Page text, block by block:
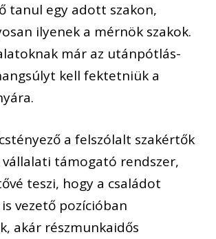
tanul egy adott szakon,
ilyenek a mérnök szakok.
már az utánpótlás-
kell fektetniük a
a felszólalt szakértők
vállalati támogató rendszer,
teszi, hogy a családot
vezető pozícióban
akár részmunkaidős